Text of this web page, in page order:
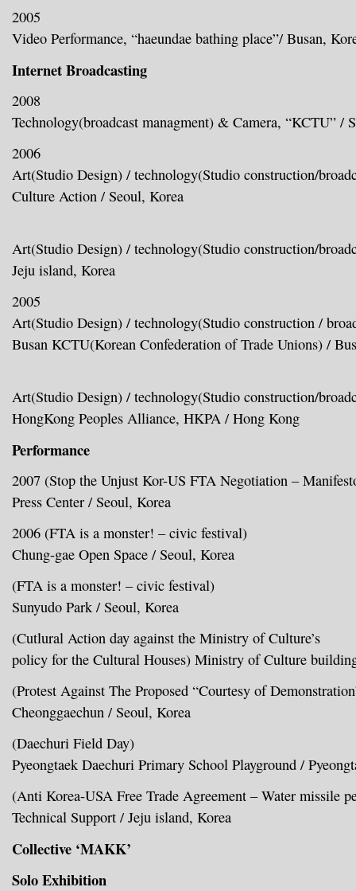
2005
Video Performance, “haeundae bathing place”/ Busan,
Internet Broadcasting
2008
Technology(broadcast managment) & Camera, “KCTU” /
2006
Art(Studio Design) / technology(Studio construction/
Culture Action / Seoul, Korea
Art(Studio Design) / technology(Studio construction/
Jeju island, Korea
2005
Art(Studio Design) / technology(Studio construction /
Busan KCTU(Korean Confederation of Trade Unions) /
Art(Studio Design) / technology(Studio construction/
HongKong Peoples Alliance, HKPA / Hong Kong
Performance
2007 (Stop the Unjust Kor-US FTA Negotiation –
Press Center / Seoul, Korea
2006 (FTA is a monster! – civic festival)
Chung-gae Open Space / Seoul, Korea
(FTA is a monster! – civic festival)
Sunyudo Park / Seoul, Korea
(Cutlural Action day against the Ministry of Culture’s
policy for the Cultural Houses) Ministry of Culture
(Protest Against The Proposed “Courtesy of
Cheonggaechun / Seoul, Korea
(Daechuri Field Day)
Pyeongtaek Daechuri Primary School Playground /
(Anti Korea-USA Free Trade Agreement – Water missile
Technical Support / Jeju island, Korea
Collective ‘MAKK’
Solo Exhibition